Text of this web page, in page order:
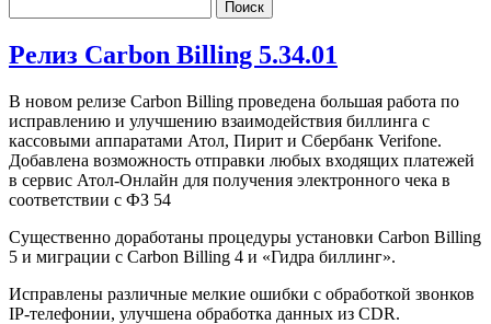
Релиз Carbon Billing 5.34.01
В новом релизе Carbon Billing проведена большая работа по
исправлению и улучшению взаимодействия биллинга с
кассовыми аппаратами Атол, Пирит и Сбербанк Verifone.
Добавлена возможность отправки любых входящих платежей
в сервис Атол-Онлайн для получения электронного чека в
соответствии с ФЗ 54
Существенно доработаны процедуры установки Carbon Billing
5 и миграции с Carbon Billing 4 и «Гидра биллинг».
Исправлены различные мелкие ошибки с обработкой звонков
IP-телефонии, улучшена обработка данных из CDR.